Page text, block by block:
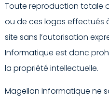
Toute reproduction totale
ou de ces logos effectués
site sans l’autorisation
Informatique est donc
la propriété intellectuelle.
Magellan Informatique ne